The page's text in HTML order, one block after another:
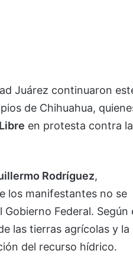
Juárez continuaron
de Chihuahua,
en protesta contra la
Rodríguez,
los manifestantes no se
Federal. Según
las tierras agrícolas y la
del recurso hídrico.